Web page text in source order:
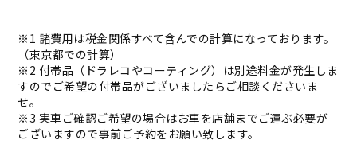
※1 諸費用は税金関係すべて含んでの計算になっております。
（東京都での計算）
※2 付帯品（ドラレコやコーティング）は別途料金が発生しま
すのでご希望の付帯品がございましたらご相談くださいま
せ。
※3 実車ご確認ご希望の場合はお車を店舗までご運ぶ必要が
ございますので事前ご予約をお願い致します。